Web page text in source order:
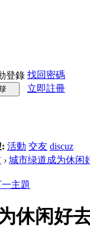
登錄 找回密碼
立即註冊
: 活動 交友 discuz
› 城市绿道成为休闲
休闲好